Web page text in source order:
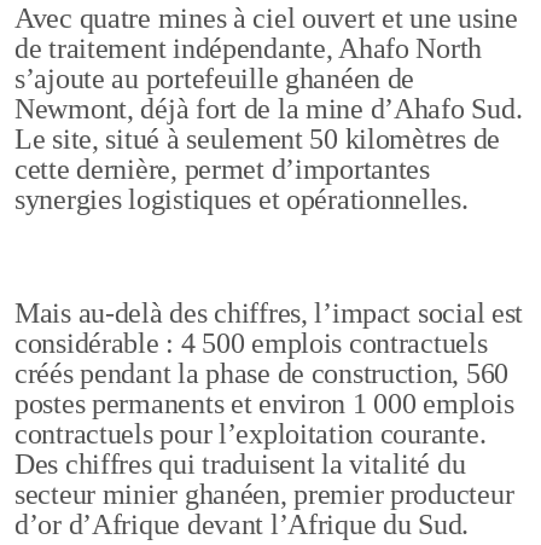
Avec quatre mines à ciel ouvert et une usine
de traitement indépendante, Ahafo North
s’ajoute au portefeuille ghanéen de
Newmont, déjà fort de la mine d’Ahafo Sud.
Le site, situé à seulement 50 kilomètres de
cette dernière, permet d’importantes
synergies logistiques et opérationnelles.
Mais au-delà des chiffres, l’impact social est
considérable : 4 500 emplois contractuels
créés pendant la phase de construction, 560
postes permanents et environ 1 000 emplois
contractuels pour l’exploitation courante.
Des chiffres qui traduisent la vitalité du
secteur minier ghanéen, premier producteur
d’or d’Afrique devant l’Afrique du Sud.